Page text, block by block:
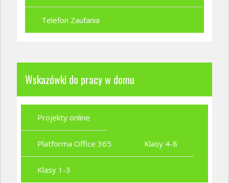
Telefon Zaufania
Wskazówki do pracy w domu
Projekty online
Platforma Office 365 Klasy 4-8
Klasy 1-3